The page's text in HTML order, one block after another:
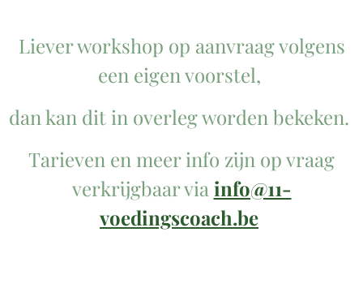
Liever workshop op aanvraag volgens
een eigen voorstel,
dan kan dit in overleg worden bekeken.
Tarieven en meer info zijn op vraag
verkrijgbaar via info@11-
voedingscoach.be